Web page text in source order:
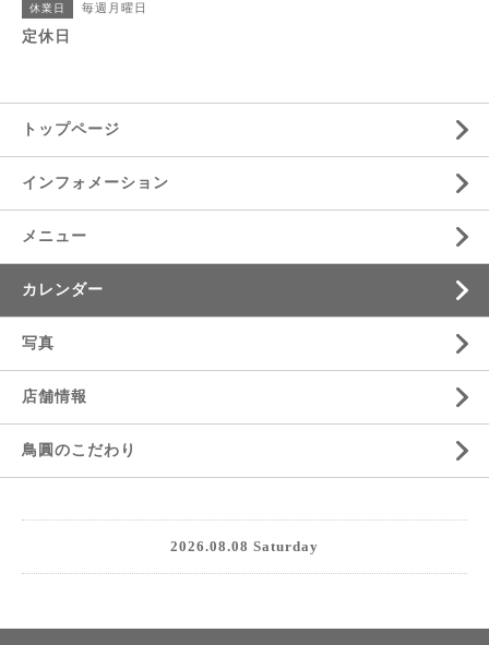
休業日 毎週月曜日
定休日
トップページ
インフォメーション
メニュー
カレンダー
写真
店舗情報
鳥圓のこだわり
2026.08.08 Saturday